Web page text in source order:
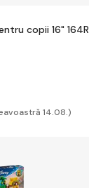
copii 16"
14.08.)